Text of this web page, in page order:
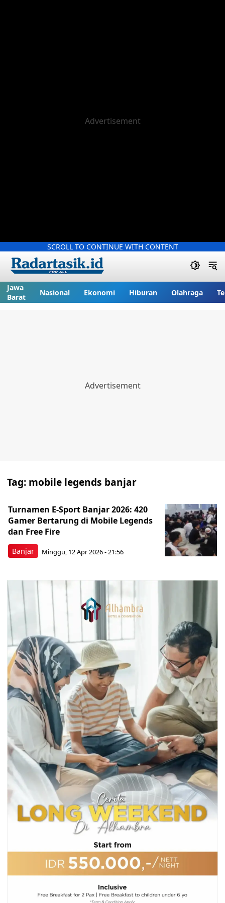
SCROLL TO CONTINUE WITH CONTENT
Jawa
Barat
Nasional Ekonomi Hiburan Olahraga
Tag: mobile legends banjar
Banjar
Turnamen E-Sport Banjar 2026: 420
Gamer Bertarung di Mobile Legends
dan Free Fire
Minggu, 12 Apr 2026 - 21:56